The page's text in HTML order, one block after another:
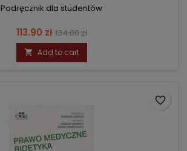
Podręcznik dla studentów
Price
113.90 zł Regular
price
134.00 zł
 Add to cart
favorite_border